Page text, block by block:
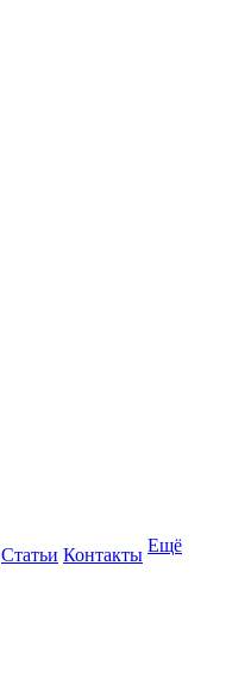
Статьи Контакты Ещё